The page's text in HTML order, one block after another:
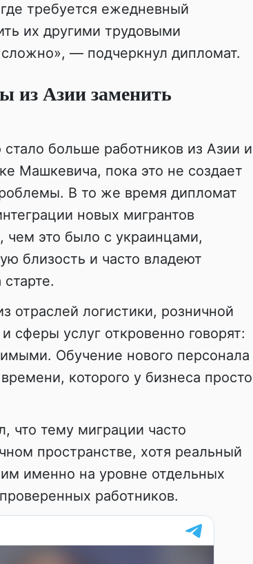
требуется ежедневный
их другими трудовыми
— подчеркнул дипломат.
из Азии заменить
больше работников из Азии и
Машкевича, пока это не создает
В то же время дипломат
новых мигрантов
это было с украинцами,
близость и часто владеют
отраслей логистики, розничной
сферы услуг откровенно говорят:
Обучение нового персонала
которого у бизнеса просто
что тему миграции часто
пространстве, хотя реальный
именно на уровне отдельных
работников.